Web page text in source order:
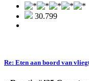
30.799
Re: Eten aan boord van